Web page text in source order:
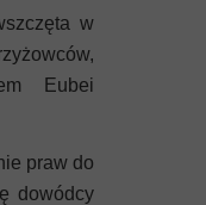
w
Eubei
praw do
dowódcy